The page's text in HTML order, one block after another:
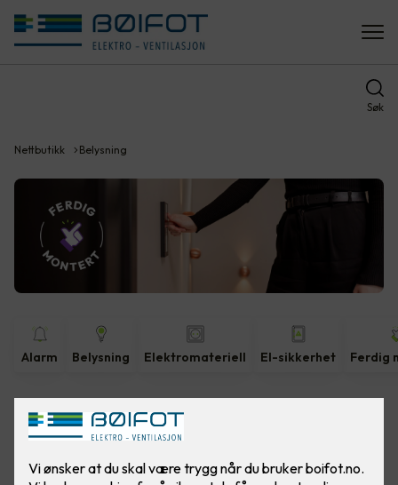
Søk
Nettbutikk Belysning
Alarm Belysning Elektromateriell El-sikkerhet Ferdig